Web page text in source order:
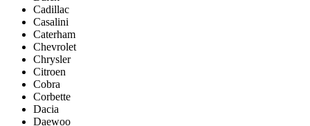
Cadillac
Casalini
Caterham
Chevrolet
Chrysler
Citroen
Cobra
Corbette
Dacia
Daewoo